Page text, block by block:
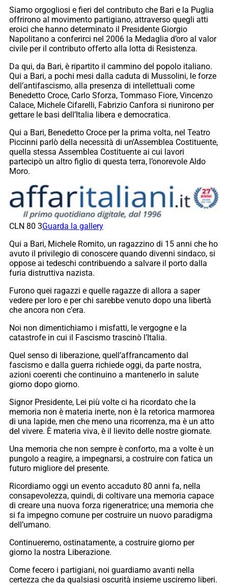
Siamo orgogliosi e fieri del contributo che Bari e la Puglia
offrirono al movimento partigiano, attraverso quegli atti
eroici che hanno determinato il Presidente Giorgio
Napolitano a conferirci nel 2006 la Medaglia d’oro al valor
civile per il contributo offerto alla lotta di Resistenza.
Da qui, da Bari, è ripartito il cammino del popolo italiano.
Qui a Bari, a pochi mesi dalla caduta di Mussolini, le forze
dell’antifascismo, alla presenza di intellettuali come
Benedetto Croce, Carlo Sforza, Tommaso Fiore, Vincenzo
Calace, Michele Cifarelli, Fabrizio Canfora si riunirono per
gettare le basi dell’Italia libera e democratica.
Qui a Bari, Benedetto Croce per la prima volta, nel Teatro
Piccinni parlò della necessità di un’Assemblea Costituente,
quella stessa Assemblea Costituente ai cui lavori
partecipò un altro figlio di questa terra, l’onorevole Aldo
Moro.
CLN 80 3Guarda la gallery
Qui a Bari, Michele Romito, un ragazzino di 15 anni che ho
avuto il privilegio di conoscere quando divenni sindaco, si
oppose ai tedeschi contribuendo a salvare il porto dalla
furia distruttiva nazista.
Furono quei ragazzi e quelle ragazze di allora a saper
vedere per loro e per chi sarebbe venuto dopo una libertà
che ancora non c’era.
Noi non dimentichiamo i misfatti, le vergogne e la
catastrofe in cui il Fascismo trascinò l’Italia.
Quel senso di liberazione, quell’affrancamento dal
fascismo e dalla guerra richiede oggi, da parte nostra,
azioni coerenti che continuino a mantenerlo in salute
giorno dopo giorno.
Signor Presidente, Lei più volte ci ha ricordato che la
memoria non è materia inerte, non è la retorica marmorea
di una lapide, men che meno una ricorrenza, ma è un atto
del vivere. È materia viva, è il lievito delle nostre giornate.
Una memoria che non sempre è conforto, ma a volte è un
pungolo a reagire, a impegnarsi, a costruire con fatica un
futuro migliore del presente.
Ricordiamo oggi un evento accaduto 80 anni fa, nella
consapevolezza, quindi, di coltivare una memoria capace
di creare una nuova forza rigeneratrice; una memoria che
si fa impegno comune per costruire un nuovo paradigma
dell’umano.
Continueremo, ostinatamente, a costruire giorno per
giorno la nostra Liberazione.
Come fecero i partigiani, noi guardiamo avanti nella
certezza che da qualsiasi oscurità insieme usciremo liberi.